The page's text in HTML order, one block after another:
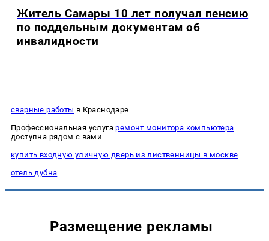
Житель Самары 10 лет получал пенсию
по поддельным документам об
инвалидности
сварные работы в Краснодаре
Профессиональная услугаремонт монитора компьютера
доступна рядом с вами
купить входную уличную дверь из лиственницы в москве
отель дубна
Размещение рекламы